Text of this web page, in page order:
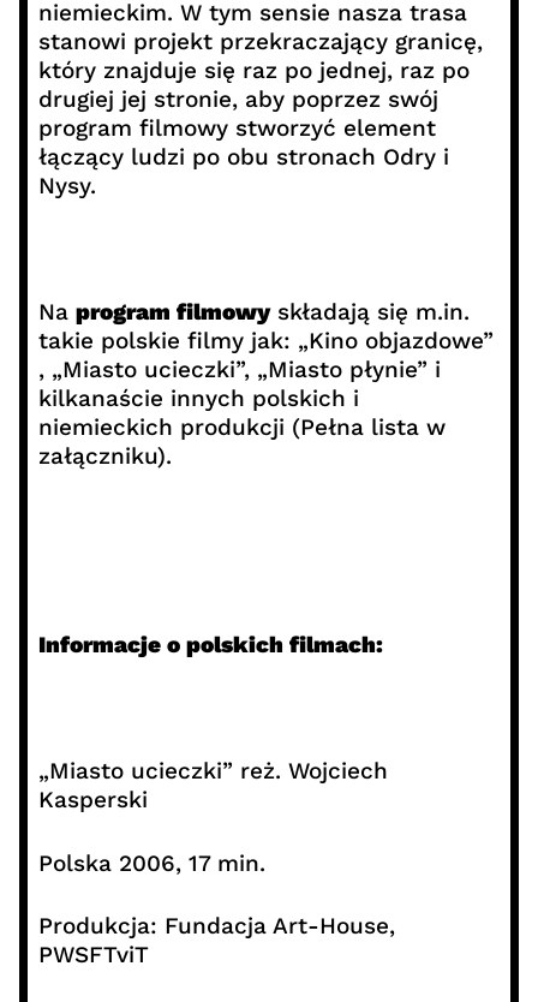
niemieckim. W tym sensie nasza trasa
stanowi projekt przekraczający granicę,
który znajduje się raz po jednej, raz po
drugiej jej stronie, aby poprzez swój
program filmowy stworzyć element
łączący ludzi po obu stronach Odry i
Nysy.
Na program filmowyskładają się m.in.
takie polskie filmy jak: „Kino objazdowe”
, „Miasto ucieczki”, „Miasto płynie” i
kilkanaście innych polskich i
niemieckich produkcji (Pełna lista w
załączniku).
Informacje o polskich filmach:
„Miasto ucieczki” reż. Wojciech
Kasperski
Polska 2006, 17 min.
Produkcja: Fundacja Art-House,
PWSFTviT